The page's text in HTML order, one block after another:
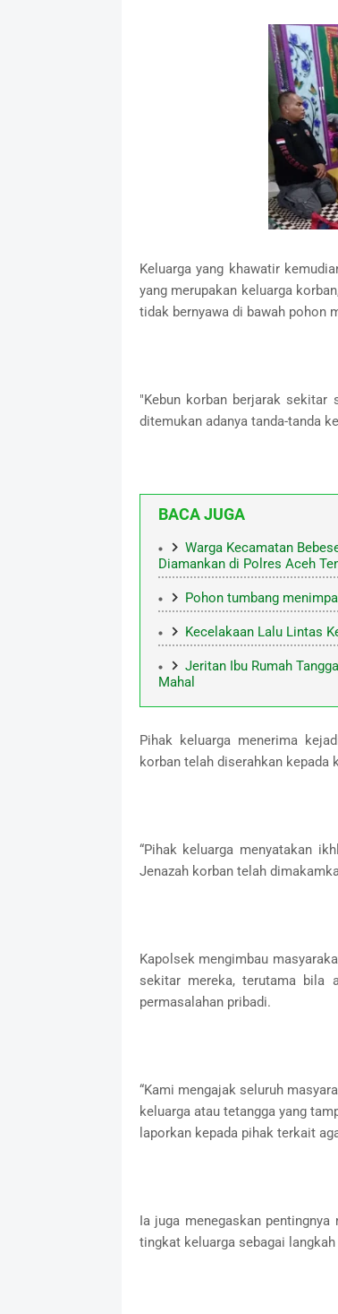
Keluarga yang khawatir
yang merupakan keluarga
tidak bernyawa di bawah pohon
"Kebun korban berjarak
ditemukan adanya tanda-tanda
BACA JUGA
Warga Kecamatan
Diamankan di Polres Aceh
Pohon tumbang
Kecelakaan Lalu Lintas
Jeritan Ibu Rumah
Mahal
Pihak keluarga menerima
korban telah diserahkan kepada
“Pihak keluarga menyatakan
Jenazah korban telah
Kapolsek mengimbau
sekitar mereka, terutama bila
permasalahan pribadi.
“Kami mengajak seluruh
keluarga atau tetangga yang
laporkan kepada pihak terkait
Ia juga menegaskan
tingkat keluarga sebagai